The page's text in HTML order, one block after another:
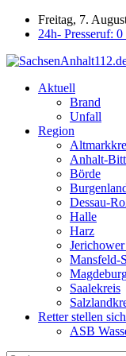
Freitag, 7.
24h- Presseruf:
Aktuell
Brand
Unfall
Region
Anhalt-
Börde
Dessau-
Halle
Harz
Mansfeld-
Saalekreis
Retter stellen
ASB